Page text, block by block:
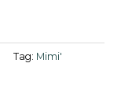
Tag: Mimi'